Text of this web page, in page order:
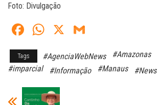
Foto: Divulgação
Fa
ce
bo
W
ts
A
pp
X
ail
Tags #AgenciaWebNews #Amazonas
#imparcial
#Informação #Manaus #News